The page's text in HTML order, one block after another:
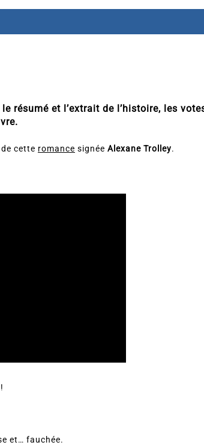
résumé et l’extrait de l’histoire, les
cette romance signée Alexane Trolley.
et… fauchée.
Dans Thriller
Le coupable n’est